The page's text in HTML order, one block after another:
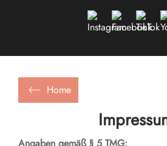
Home
Angaben gemäß § 5 TMG: